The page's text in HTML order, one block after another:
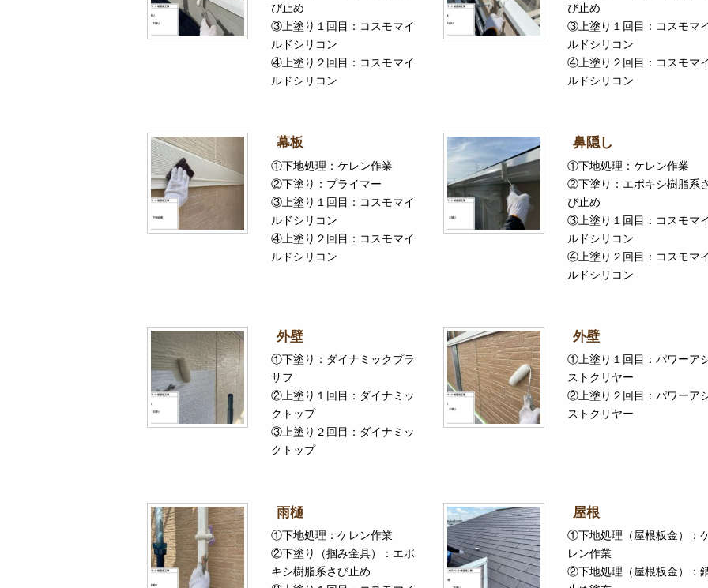
び止め
③上塗り１回目：コスモマイ
ルドシリコン
④上塗り２回目：コスモマイ
ルドシリコン
び止め
③上塗り１回目：コスモマ
ルドシリコン
④上塗り２回目：コスモマ
ルドシリコン
幕板
①下地処理：ケレン作業
②下塗り：プライマー
③上塗り１回目：コスモマイ
ルドシリコン
④上塗り２回目：コスモマイ
ルドシリコン
鼻隠し
①下地処理：ケレン作業
②下塗り：エポキシ樹脂系
び止め
③上塗り１回目：コスモマ
ルドシリコン
④上塗り２回目：コスモマ
ルドシリコン
外壁
①下塗り：ダイナミックプラ
サフ
②上塗り１回目：ダイナミッ
クトップ
③上塗り２回目：ダイナミッ
クトップ
外壁
①上塗り１回目：パワーア
ストクリヤー
②上塗り２回目：パワーア
ストクリヤー
雨樋
①下地処理：ケレン作業
②下塗り（掴み金具）：エポ
キシ樹脂系さび止め
屋根
①下地処理（屋根板金）：
レン作業
②下地処理（屋根板金）：